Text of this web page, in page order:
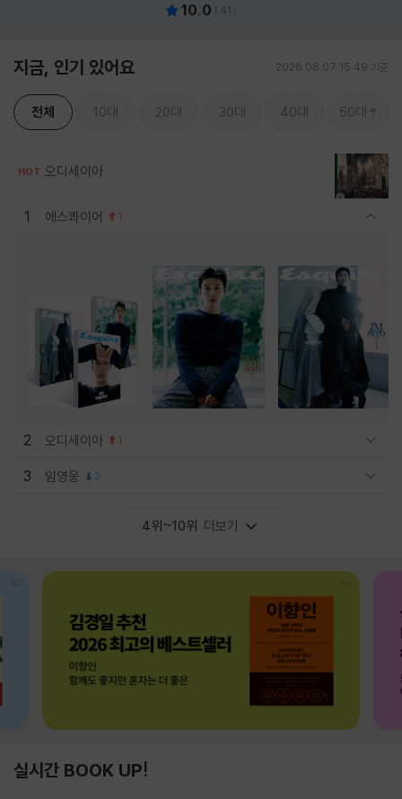
10.0 ( 41 )
지금, 인기 있어요 2026.08.07 15:49 기준
전체 10대 20대 30대 40대 50대
HOT 오디세이아
1 에스콰이어 1
2 오디세이아 1
3 임영웅 2
4위~10위 더보기
실시간 BOOK UP!